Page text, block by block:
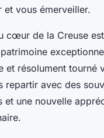
et vous émerveiller.
cœur de la Creuse
et résolument tourné
repartir avec des
et une nouvelle